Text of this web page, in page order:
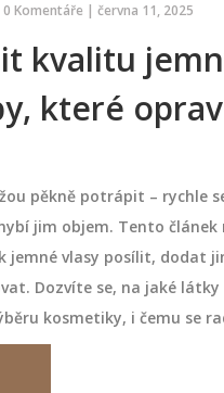
0 Komentáře | června 11, 2025
kvalitu
které
pěkně potrápit – rychle
jim objem. Tento článek
jemné vlasy posílit, dodat
Dozvíte se, na jaké
kosmetiky, i čemu se
také triky, jak dodat
svěží během celého dne.